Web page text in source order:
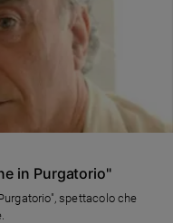
in Purgatorio"
spettacolo che